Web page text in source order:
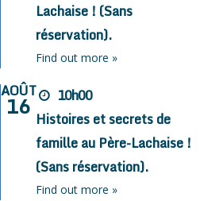
Lachaise ! (Sans
réservation).
Find out more »
AOÛT
16
10h00
Histoires et secrets de
famille au Père-Lachaise !
(Sans réservation).
Find out more »